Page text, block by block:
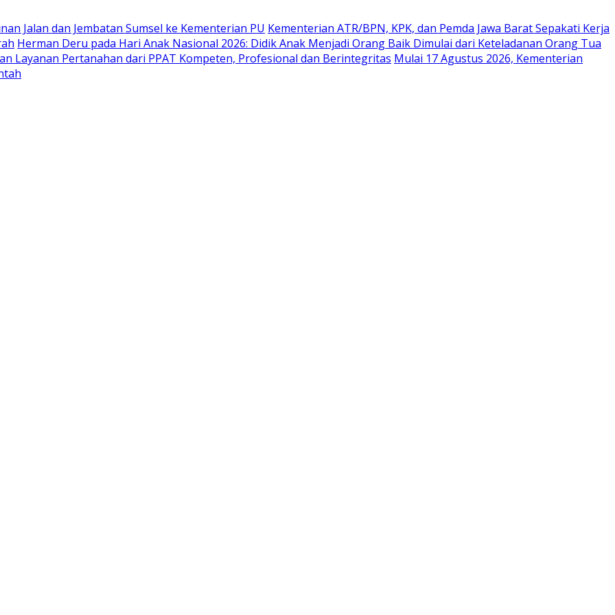
Jalan dan Jembatan Sumsel ke Kementerian PU Kementerian ATR/BPN, KPK, dan Pemda Jawa Barat Sepakati Kerja
Herman Deru pada Hari Anak Nasional 2026: Didik Anak Menjadi Orang Baik Dimulai dari Keteladanan Orang Tua
Layanan Pertanahan dari PPAT Kompeten, Profesional dan Berintegritas Mulai 17 Agustus 2026, Kementerian